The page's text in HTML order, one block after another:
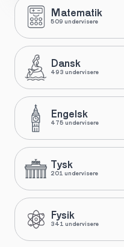
Matematik
509 undervisere
Dansk
493 undervisere
Engelsk
475 undervisere
Tysk
201 undervisere
Fysik
341 undervisere